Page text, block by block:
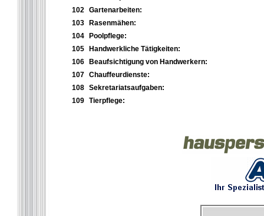
102 Gartenarbeiten:
103
Rasenmähen:
104
Poolpflege:
105
Handwerkliche Tätigkeiten:
106
Beaufsichtigung von Handwerkern:
107 Chauffeurdienste:
108 Sekretariatsaufgaben:
109 Tierpflege: